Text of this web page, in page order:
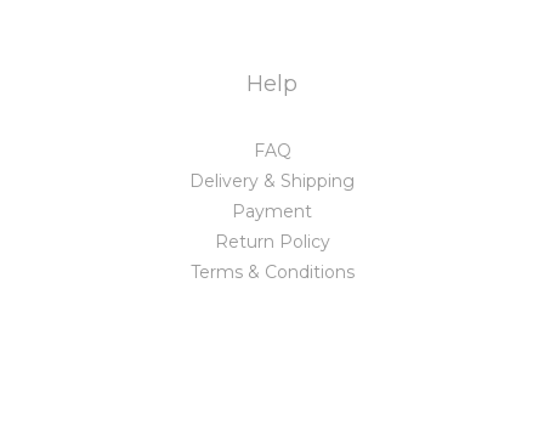
Help
FAQ
Delivery & Shipping
Payment
Return Policy
Terms & Conditions